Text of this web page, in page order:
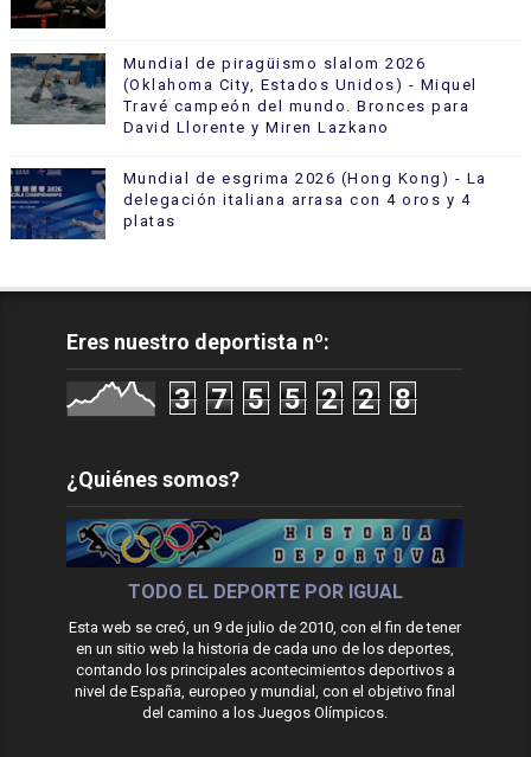
Mundial de piragüismo slalom 2026
(Oklahoma City, Estados Unidos) - Miquel
Travé campeón del mundo. Bronces para
David Llorente y Miren Lazkano
Mundial de esgrima 2026 (Hong Kong) - La
delegación italiana arrasa con 4 oros y 4
platas
Eres nuestro deportista nº:
3 7 5 5 2 2 8
¿Quiénes somos?
TODO EL DEPORTE POR IGUAL
Esta web se creó, un 9 de julio de 2010, con el fin de tener
en un sitio web la historia de cada uno de los deportes,
contando los principales acontecimientos deportivos a
nivel de España, europeo y mundial, con el objetivo final
del camino a los Juegos Olímpicos.